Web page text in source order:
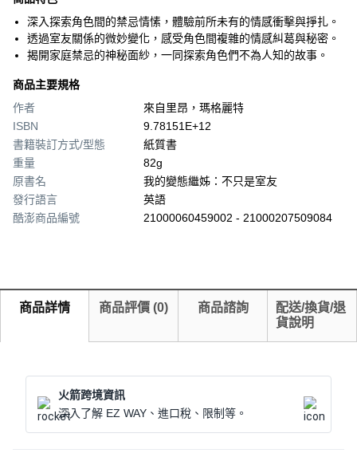
深入探索角色間的禁忌情愫，體驗前所未有的情感衝擊與掙扎。
透過室友關係的微妙變化，感受角色間複雜的情感糾葛與秘密。
揭開家庭禁忌的神秘面紗，一同探索角色們不為人知的故事。
商品主要規格
作者
來自里昂，瑪格麗特
ISBN
9.78151E+12
書籍裝訂方式/型態
紙質書
重量
82g
原書名
我的變態繼姊：不只是室友
發行語言
英語
酷澎商品編號
21000060459002 - 21000207509084
商品詳情 商品評價 (0) 商品諮詢
配送/換貨/退
貨說明
火箭跨境資訊
深入了解 EZ WAY、進口稅、限制等。